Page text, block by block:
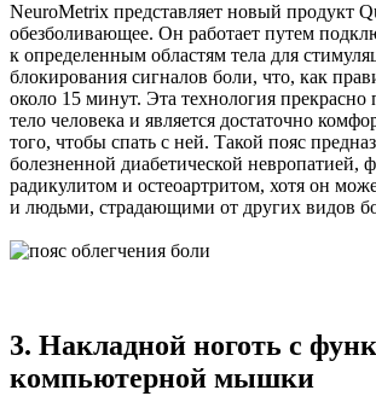
NeuroMetrix представляет новый продукт
обезболивающее. Он работает путем
к определенным областям тела для
блокирования сигналов боли, что, как
около 15 минут. Эта технология прекрасно
тело человека и является достаточно
того, чтобы спать с ней. Такой пояс
болезненной диабетической невропатией,
радикулитом и остеоартритом, хотя он
и людьми, страдающими от других видов
3. Накладной ноготь с
компьютерной мышки